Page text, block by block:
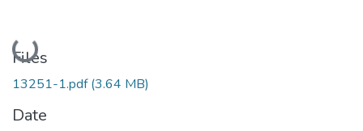
Loading...
Files
13251-1.pdf(3.64 MB)
Date